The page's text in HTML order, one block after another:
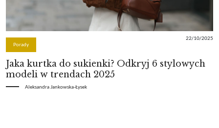
Porady
22/10/2025
Jaka kurtka do sukienki? Odkryj 6 stylowych
modeli w trendach 2025
Aleksandra Jankowska-Łysek